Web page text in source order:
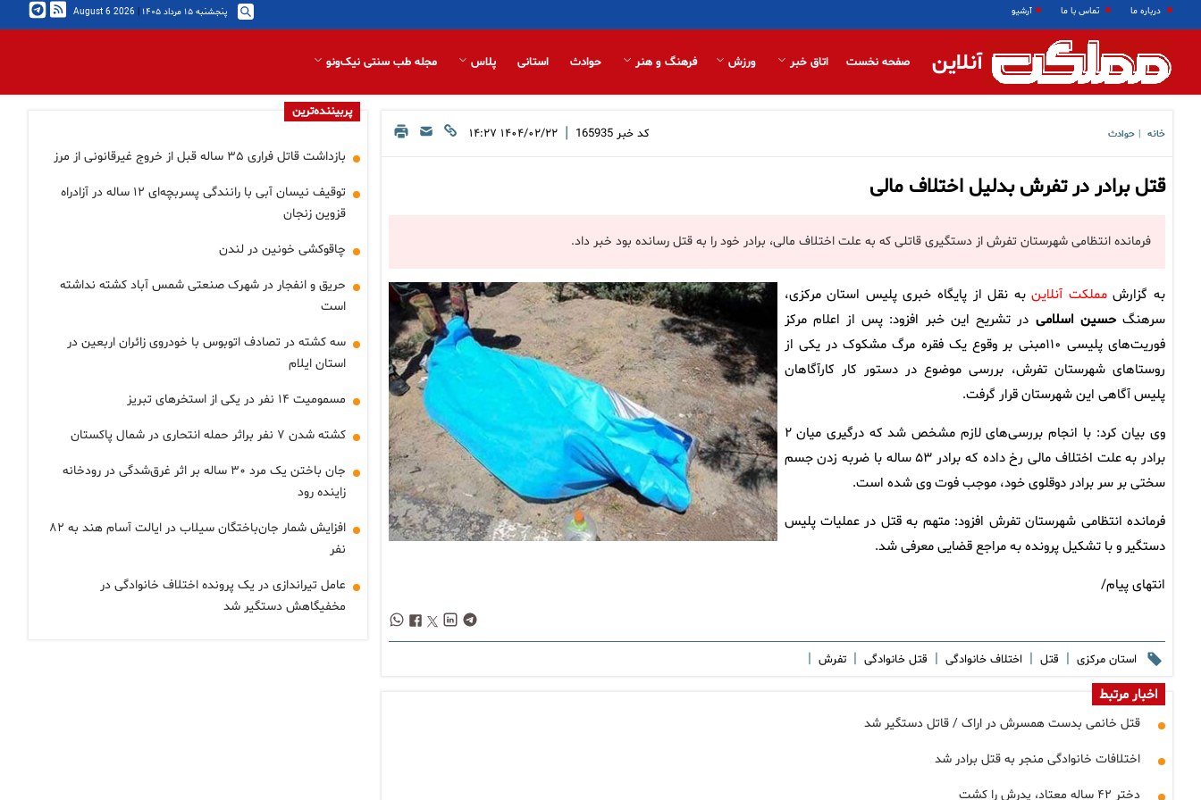
درباره ما تماس با ما آرشیو پنجشنبه ۱۵ مرداد ۱۴۰۵ |
2026 August 6
آنلاین صفحه نخست اتاق خبر ورزش فرهنگ و هنر حوادث استانی پلاس مجله طب سنتی نیک‌ونو
خانه حوادث کد خبر 165935
| ۱۴۰۴/۰۲/۲۲ ۱۴:۲۷
قتل برادر در تفرش بدلیل اختلاف مالی
فرمانده انتظامی شهرستان تفرش از دستگیری قاتلی که به علت اختلاف مالی، برادر خود را به قتل رسانده بود خبر داد.
به گزارشمملکت آنلاینبه نقل از پایگاه خبری پلیس استان مرکزی،
سرهنگحسین اسلامی در تشریح این خبر افزود: پس از اعلام مرکز
فوریت‌های پلیسی ۱۱۰مبنی بر وقوع یک فقره مرگ مشکوک در یکی از
روستاهای شهرستان تفرش، بررسی موضوع در دستور کار کارآگاهان
پلیس آگاهی این شهرستان قرار گرفت.
وی بیان کرد: با انجام بررسی‌های لازم مشخص شد که درگیری میان ۲
برادر به علت اختلاف مالی رخ داده که برادر ۵۳ ساله با ضربه زدن جسم
سختی بر سر برادر دوقلوی خود، موجب فوت وی شده است.
فرمانده انتظامی شهرستان تفرش افزود: متهم به قتل در عملیات پلیس
دستگیر و با تشکیل پرونده به مراجع قضایی معرفی شد.
انتهای پیام/
استان مرکزی | قتل | اختلاف خانوادگی | قتل خانوادگی | تفرش |
اخبار مرتبط
قتل خانمی بدست همسرش در اراک / قاتل دستگیر شد
اختلافات خانوادگی منجر به قتل برادر شد
دختر ۴۲ ساله معتاد، پدرش را کشت
پربیننده‌ترین
بازداشت قاتل فراری ۳۵ ساله قبل از خروج غیرقانونی از مرز
توقیف نیسان آبی با رانندگی پسربچه‌ای ۱۲ ساله در آزادراه
قزوین زنجان
چاقوکشی خونین در لندن
حریق و انفجار در شهرک صنعتی شمس آباد کشته نداشته
است
سه کشته در تصادف اتوبوس با خودروی زائران اربعین در
استان ایلام
مسمومیت ۱۴ نفر در یکی از استخرهای تبریز
کشته شدن ۷ نفر براثر حمله انتحاری در شمال پاکستان
جان باختن یک مرد ۳۰ ساله بر اثر غرق‌شدگی در رودخانه
زاینده رود
افزایش شمار جان‌باختگان سیلاب در ایالت آسام هند به ۸۲
نفر
عامل تیراندازی در یک پرونده اختلاف خانوادگی در
مخفیگاهش دستگیر شد